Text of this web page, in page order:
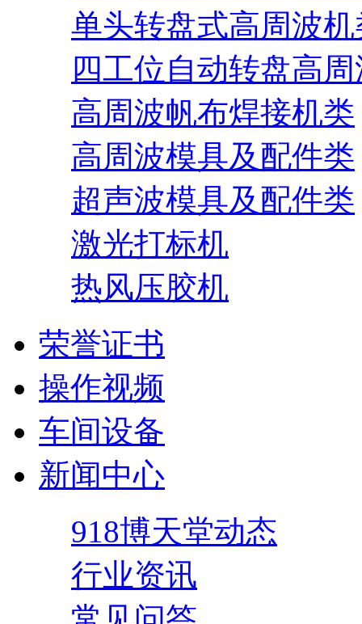
单头转盘式高周波机
四工位自动转盘高
高周波帆布焊接机类
高周波模具及配件类
超声波模具及配件类
激光打标机
热风压胶机
荣誉证书
操作视频
车间设备
新闻中心
918博天堂动态
行业资讯